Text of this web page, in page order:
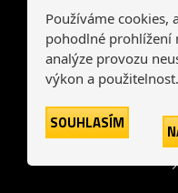
Používáme cookies,
pohodlné prohlížení
analýze provozu
výkon a použitelnost.
SOUHLASÍM